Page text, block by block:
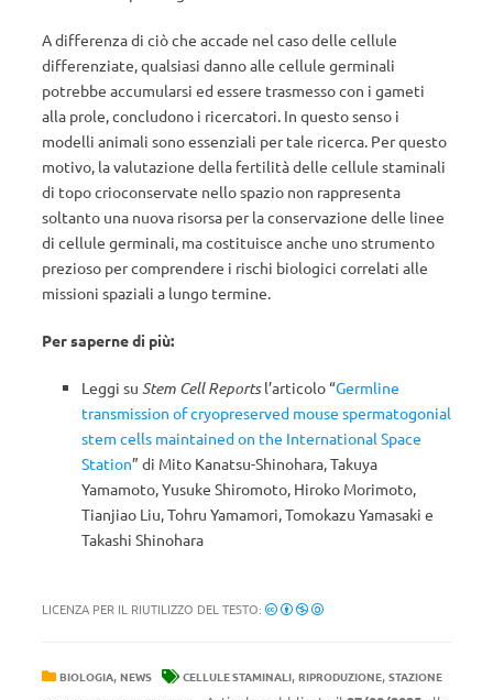
A differenza di ciò che accade nel caso delle cellule
differenziate, qualsiasi danno alle cellule germinali
potrebbe accumularsi ed essere trasmesso con i gameti
alla prole, concludono i ricercatori. In questo senso i
modelli animali sono essenziali per tale ricerca. Per questo
motivo, la valutazione della fertilità delle cellule staminali
di topo crioconservate nello spazio non rappresenta
soltanto una nuova risorsa per la conservazione delle linee
di cellule germinali, ma costituisce anche uno strumento
prezioso per comprendere i rischi biologici correlati alle
missioni spaziali a lungo termine.
Per saperne di più:
Leggi su Stem Cell Reportsl’articolo “Germline
transmission of cryopreserved mouse spermatogonial
stem cells maintained on the International Space
Station” di Mito Kanatsu-Shinohara, Takuya
Yamamoto, Yusuke Shiromoto, Hiroko Morimoto,
Tianjiao Liu, Tohru Yamamori, Tomokazu Yamasaki e
Takashi Shinohara
LICENZA PER IL RIUTILIZZO DEL TESTO:
BIOLOGIA, NEWS CELLULE STAMINALI, RIPRODUZIONE, STAZIONE